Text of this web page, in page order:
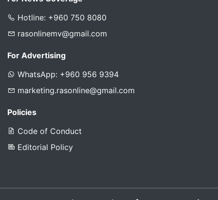
Hotline: +960 750 8080
rasonlinemv@gmail.com
For Advertising
WhatsApp: +960 956 9394
marketing.rasonline@gmail.com
Policies
Code of Conduct
Editorial Policy